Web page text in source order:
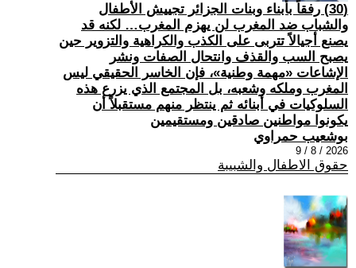
(30) رفقاً بأبناء وبنات الجزائر تجييش الأطفال
والشباب ضد المغرب لن يهزم المغرب… لكنه قد
يصنع أجيالاً تتربى على الكذب والكراهية والتزوير حين
يصبح السب والقذف وانتحال الصفات ونشر
الإشاعات «مهمة وطنية»، فإن الخاسر الحقيقي ليس
المغرب وملكه وشعبه، بل المجتمع الذي يزرع هذه
السلوكيات في أبنائه ثم ينتظر منهم مستقبلاً أن
يكونوا مواطنين صادقين ومستقيمين
بوشعيب حمراوي
2026 / 8 / 9
حقوق الاطفال والشبيبة